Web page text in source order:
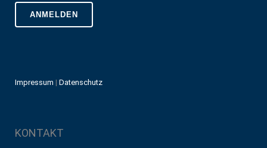
Impressum | Datenschutz
KONTAKT